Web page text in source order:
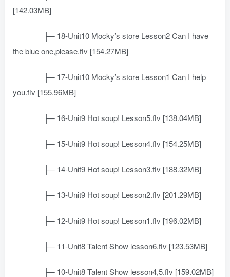
[142.03MB]
├─ 18-Unit10 Mocky’s store Lesson2 Can I have
the blue one,please.flv [154.27MB]
├─ 17-Unit10 Mocky’s store Lesson1 Can I help
you.flv [155.96MB]
├─ 16-Unit9 Hot soup! Lesson5.flv [138.04MB]
├─ 15-Unit9 Hot soup! Lesson4.flv [154.25MB]
├─ 14-Unit9 Hot soup! Lesson3.flv [188.32MB]
├─ 13-Unit9 Hot soup! Lesson2.flv [201.29MB]
├─ 12-Unit9 Hot soup! Lesson1.flv [196.02MB]
├─ 11-Unit8 Talent Show lesson6.flv [123.53MB]
├─ 10-Unit8 Talent Show lesson4,5.flv [159.02MB]